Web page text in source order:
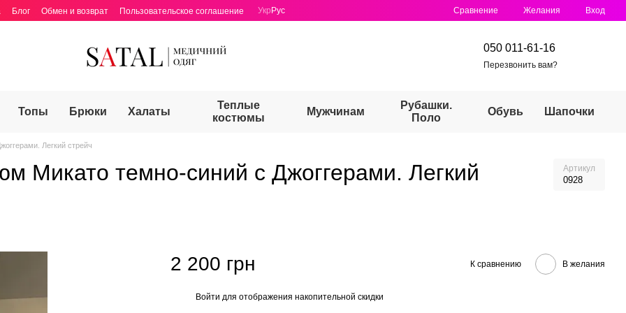
Блог Обмен и возврат Пользовательское соглашение Укр Рус Сравнение Желания Вход
050 011-61-16
Перезвонить вам?
Топы Брюки Халаты
Теплые
костюмы
Мужчинам
Рубашки.
Поло
Обувь Шапочки
Легкий стрейч
Микато темно-синий с Джоггерами. Легкий
Артикул
0928
2 200 грн К сравнению В желания
Войти для отображения накопительной скидки